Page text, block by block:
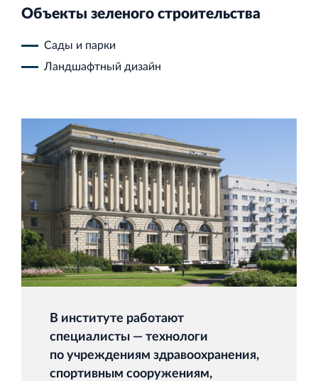
Объекты зеленого строительства
Сады и парки
Ландшафтный дизайн
В институте работают
специалисты — технологи
по учреждениям здравоохранения,
спортивным сооружениям,